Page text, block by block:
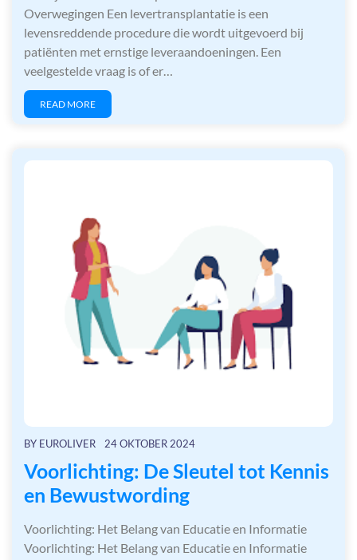
Overwegingen Een levertransplantatie is een
levensreddende procedure die wordt uitgevoerd bij
patiënten met ernstige leveraandoeningen. Een
veelgestelde vraag is of er…
READ MORE
BY EUROLIVER 24 OKTOBER 2024
Voorlichting: De Sleutel tot Kennis
en Bewustwording
Voorlichting: Het Belang van Educatie en Informatie
Voorlichting: Het Belang van Educatie en Informatie